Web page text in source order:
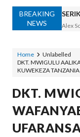
BREAKING
NEWS
Alex
Alex
Home
Unlabelled
DKT. MWIGULU
KUWEKEZA TANZANIA
DKT.